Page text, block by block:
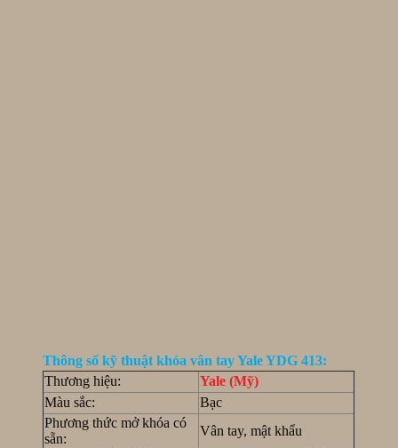
Thông số kỹ thuật khóa vân tay Yale YDG 413:
Thương hiệu:
Yale (Mỹ)
Màu sắc:
Bạc
Phương thức mở khóa có
sẵn:
Vân tay, mật khẩu